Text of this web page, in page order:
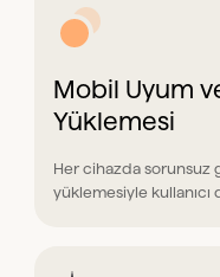
Mobil Uyum
Yüklemesi
Her cihazda sorunsuz
yüklemesiyle